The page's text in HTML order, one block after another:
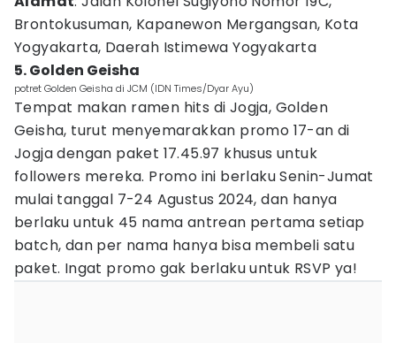
Brontokusuman, Kapanewon Mergangsan, Kota
Yogyakarta, Daerah Istimewa Yogyakarta
5. Golden Geisha
potret Golden Geisha di JCM (IDN Times/Dyar Ayu)
Tempat makan ramen hits di Jogja, Golden
Geisha, turut menyemarakkan promo 17-an di
Jogja dengan paket 17.45.97 khusus untuk
followers mereka. Promo ini berlaku Senin-Jumat
mulai tanggal 7-24 Agustus 2024, dan hanya
berlaku untuk 45 nama antrean pertama setiap
batch, dan per nama hanya bisa membeli satu
paket. Ingat promo gak berlaku untuk RSVP ya!